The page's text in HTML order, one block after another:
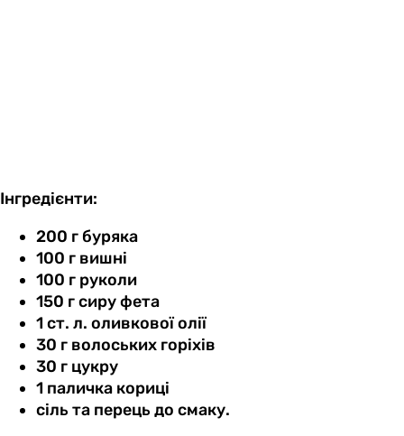
Інгредієнти:
200 г буряка
100 г вишні
100 г руколи
150 г сиру фета
1 ст. л. оливкової олії
30 г волоських горіхів
30 г цукру
1 паличка кориці
сіль та перець до смаку.